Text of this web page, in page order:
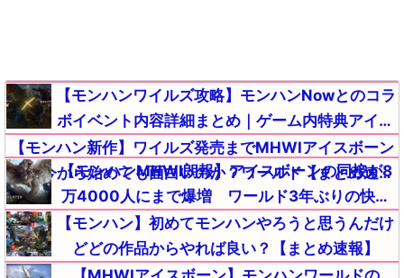
【モンハンワイルズ攻略】モンハンNowとのコラ
ボイベント内容詳細まとめ｜ゲーム内特典アイテ
ムが入手【モンスターハンターMHWildsまとめ】
【モンハン新作】ワイルズ発売までMHWIアイスボーン
って今から始めても面白いのか？ワールド【まとめ速報
攻略】
【モンハンMHWI朗報】アイスボーンの同接が8
万4000人にまで爆増 ワールド3年ぶりの快挙
【まとめ速報攻略】
【モンハン】初めてモンハンやろうと思うんだけ
どどの作品からやれば良い？【まとめ速報】